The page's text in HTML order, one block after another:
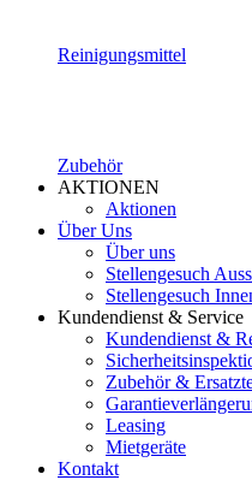
Reinigungsmittel
Zubehör
AKTIONEN
Aktionen
Über Uns
Über uns
Stellengesuch
Stellengesuch
Kundendienst & Service
Kundendienst &
Zubehör &
Leasing
Mietgeräte
Kontakt